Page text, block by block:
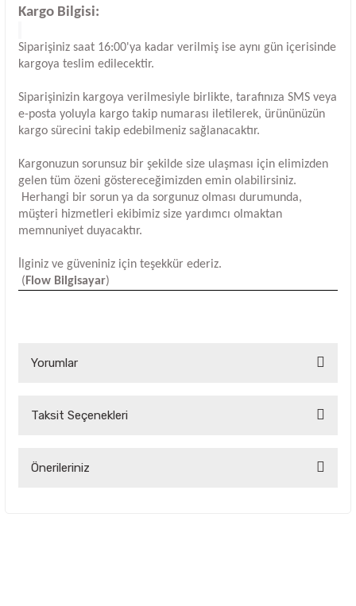
Kargo Bilgisi:
Siparişiniz saat 16:00'ya kadar verilmiş ise aynı gün içerisinde
kargoya teslim edilecektir.
Siparişinizin kargoya verilmesiyle birlikte, tarafınıza SMS veya
e-posta yoluyla kargo takip numarası iletilerek, ürününüzün
kargo sürecini takip edebilmeniz sağlanacaktır.
Kargonuzun sorunsuz bir şekilde size ulaşması için elimizden
gelen tüm özeni göstereceğimizden emin olabilirsiniz.
Herhangi bir sorun ya da sorgunuz olması durumunda,
müşteri hizmetleri ekibimiz size yardımcı olmaktan
memnuniyet duyacaktır.
İlginiz ve güveniniz için teşekkür ederiz.
( Flow Bilgisayar)
Yorumlar
Bu ürüne ilk yorumu siz yapın!
Taksit Seçenekleri
Önerileriniz